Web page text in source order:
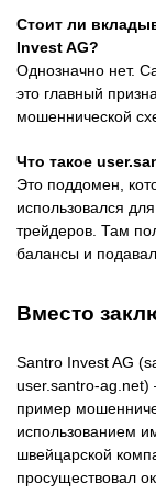
Стоит ли
Invest AG?
Однозначно нет.
это главный
мошеннической
Что такое
Это поддомен,
использовался
трейдеров. Там
балансы и
Вместо
Santro Invest AG
user.santro-ag.net)
пример
использованием
швейцарской
просуществовал